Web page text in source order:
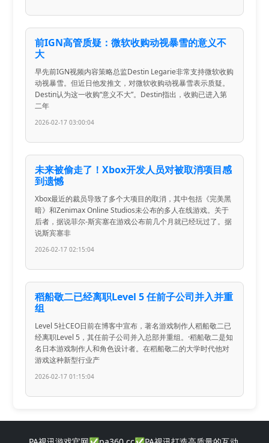
前IGN高管质疑：微软收购动视暴雪的意义不
大
早先前IGN视频内容策略总监Destin Legarie非常支持微软收购
动视暴雪。但近日他发推文，对微软收购动视暴雪表示质疑。
Destin认为这一收购“意义不大”。Destin指出，收购已进入第
二年
2026-02-17 03:00:04
未来被偷走了！Xbox开发人员对被取消项目感
到遗憾
Xbox最近的裁员导致了多个大项目的取消，其中包括《完美黑
暗》和Zenimax Online Studios未公布的多人在线游戏。关于
后者，据说菲尔-斯宾塞在游戏公布前几个月就已经玩过了。据
说斯宾塞非
2026-02-17 02:15:04
稻船敬二已经离职Level 5 任前子公司并入并重
组
Level 5社CEO日前在博客中宣布，著名游戏制作人稻船敬二已
经离职Level 5，其任前子公司并入总部并重组。·稻船敬二是知
名日本游戏制作人和角色设计者。在稻船敬二的大学时代他对
游戏这种新型行业产
2026-02-17 01:15:04